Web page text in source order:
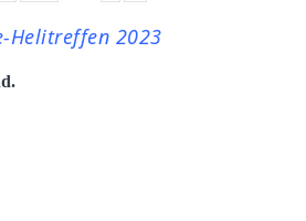
Helitreffen 2023